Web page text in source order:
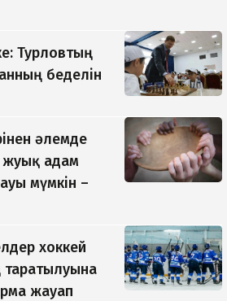
Турловтың
беделін
әлемде
жуық адам
мүмкін –
хоккей
жауап